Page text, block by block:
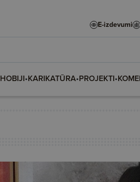
E-izdevumi
HOBIJI•KARIKATŪRA•PROJEKTI•